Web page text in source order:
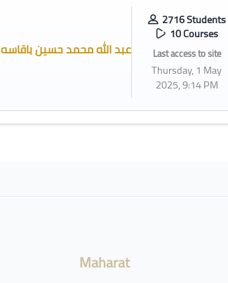
عبد الله محمد حسين باقاسه
2716 Students
10 Courses
Last access to site
Thursday, 1 May
2025, 9:14 PM
Maharat